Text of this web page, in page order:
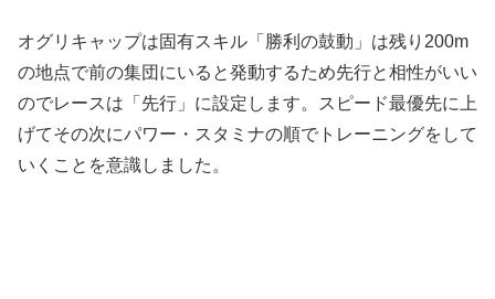
オグリキャップは固有スキル「勝利の鼓動」は残り200m
の地点で前の集団にいると発動するため先行と相性がいい
のでレースは「先行」に設定します。スピード最優先に上
げてその次にパワー・スタミナの順でトレーニングをして
いくことを意識しました。